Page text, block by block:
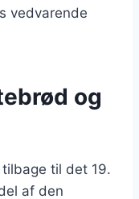
vedvarende
og
til det 19.
af den